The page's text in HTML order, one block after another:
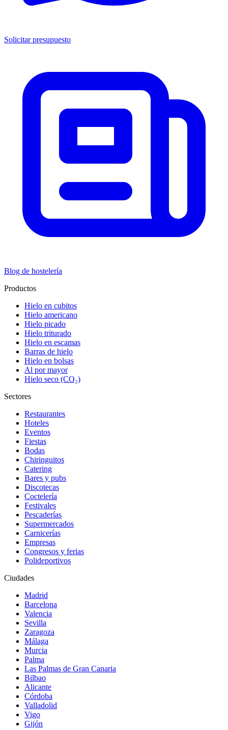
Solicitar presupuesto
Blog de hostelería
Productos
Hielo en cubitos
Hielo americano
Hielo picado
Hielo triturado
Hielo en escamas
Barras de hielo
Hielo en bolsas
Al por mayor
Hielo seco (CO₂)
Sectores
Restaurantes
Hoteles
Eventos
Fiestas
Bodas
Chiringuitos
Catering
Bares y pubs
Discotecas
Coctelería
Festivales
Pescaderías
Supermercados
Carnicerías
Empresas
Congresos y ferias
Polideportivos
Ciudades
Madrid
Barcelona
Valencia
Sevilla
Zaragoza
Málaga
Murcia
Palma
Las Palmas de Gran Canaria
Bilbao
Alicante
Córdoba
Valladolid
Vigo
Gijón